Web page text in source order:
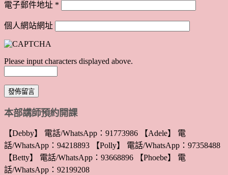
電子郵件地址 *
個人網站網址
Please input characters displayed above.
本部講師預約開課
【Debby】 電話/WhatsApp：91773986 【Adele】 電
話/WhatsApp：94218893 【Polly】 電話/WhatsApp：97358488
【Betty】 電話/WhatsApp：93668896 【Phoebe】 電
話/WhatsApp：92199208